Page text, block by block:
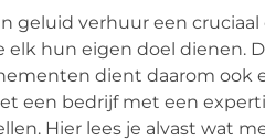
geluid verhuur een
hun eigen doel dienen.
dient daarom ook
een bedrijf met een
Hier lees je alvast wat